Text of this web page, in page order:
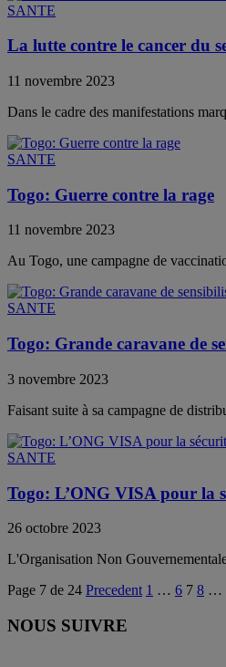
SANTE
La lutte contre le cancer du
11 novembre 2023
Dans le cadre des manifestations
SANTE
Togo: Guerre contre la rage
11 novembre 2023
Au Togo, une campagne de
SANTE
Togo: Grande caravane de
3 novembre 2023
Faisant suite à sa campagne de
SANTE
Togo: L’ONG VISA pour la
26 octobre 2023
L'Organisation Non
Page 7 de 24 Precedent 1 … 6 7 8 …
NOUS SUIVRE